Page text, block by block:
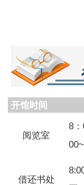
开馆时间
阅览室
8
借还书处